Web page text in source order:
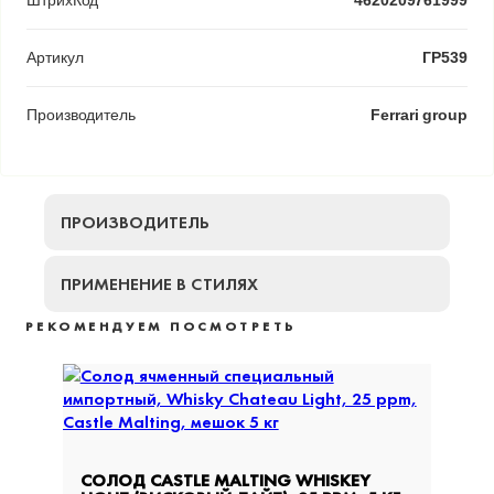
Артикул ГР539
Производитель Ferrari group
ПРОИЗВОДИТЕЛЬ
ПРИМЕНЕНИЕ В СТИЛЯХ
РЕКОМЕНДУЕМ ПОСМОТРЕТЬ
СОЛОД CASTLE MALTING WHISKEY